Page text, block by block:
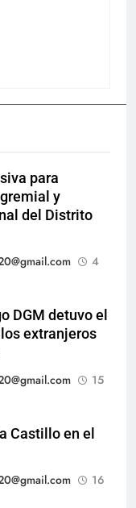
para
y
del Distrito
4
DGM detuvo el
extranjeros
15
Castillo en el
16